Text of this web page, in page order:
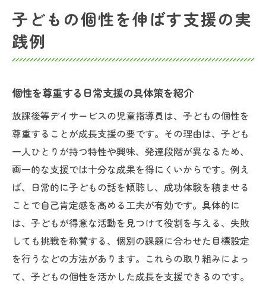
児童指導員が担う放課後等デイの役割とは
個性を大切にする児童指導員の役割解説
多様な個性に応じた放課後等デイの役割
児童指導員の仕事内容と個性支援の関係性
個性を尊重した支援方法を考えるなら
個性を活かす支援方法の基本的な考え方
放課後等デイの現場で個性を伸ばす工夫
児童指導員が選ぶ個性尊重型アプローチ
個性の違いを認める支援計画の立て方
子どもの個性を伸ばす声かけと関わり方
実務経験を生かす児童指導員の仕事術
個性を見抜く児童指導員の実務経験活用法
子どもの個性を伸ばす支援の実
践例
個性を尊重する日常支援の具体策を紹介
放課後等デイサービスの児童指導員は、子どもの個性を
尊重することが成長支援の要です。その理由は、子ども
一人ひとりが持つ特性や興味、発達段階が異なるため、
画一的な支援では十分な成果を得にくいからです。例え
ば、日常的に子どもの話を傾聴し、成功体験を積ませる
ことで自己肯定感を高める工夫が有効です。具体的に
は、子どもが得意な活動を見つけて役割を与える、失敗
しても挑戦を称賛する、個別の課題に合わせた目標設定
を行うなどの方法があります。これらの取り組みによっ
て、子どもの個性を活かした成長を支援できるのです。